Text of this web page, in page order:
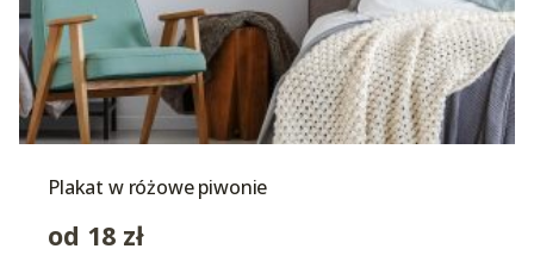
Plakat w różowe piwonie
od 18 zł